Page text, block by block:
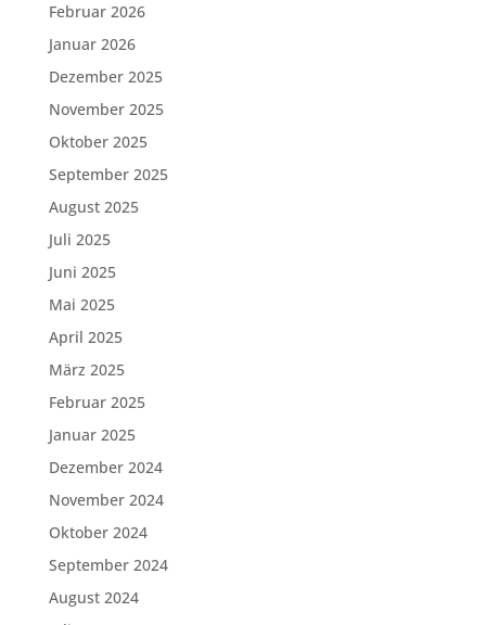
Februar 2026
Januar 2026
Dezember 2025
November 2025
Oktober 2025
September 2025
August 2025
Juli 2025
Juni 2025
Mai 2025
April 2025
März 2025
Februar 2025
Januar 2025
Dezember 2024
November 2024
Oktober 2024
September 2024
August 2024